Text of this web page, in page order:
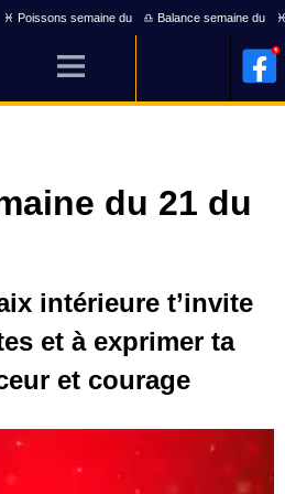
♓ Poissons semaine du ♎ Balance semaine du
du 21 du
intérieure t’invite
et à exprimer ta
et courage